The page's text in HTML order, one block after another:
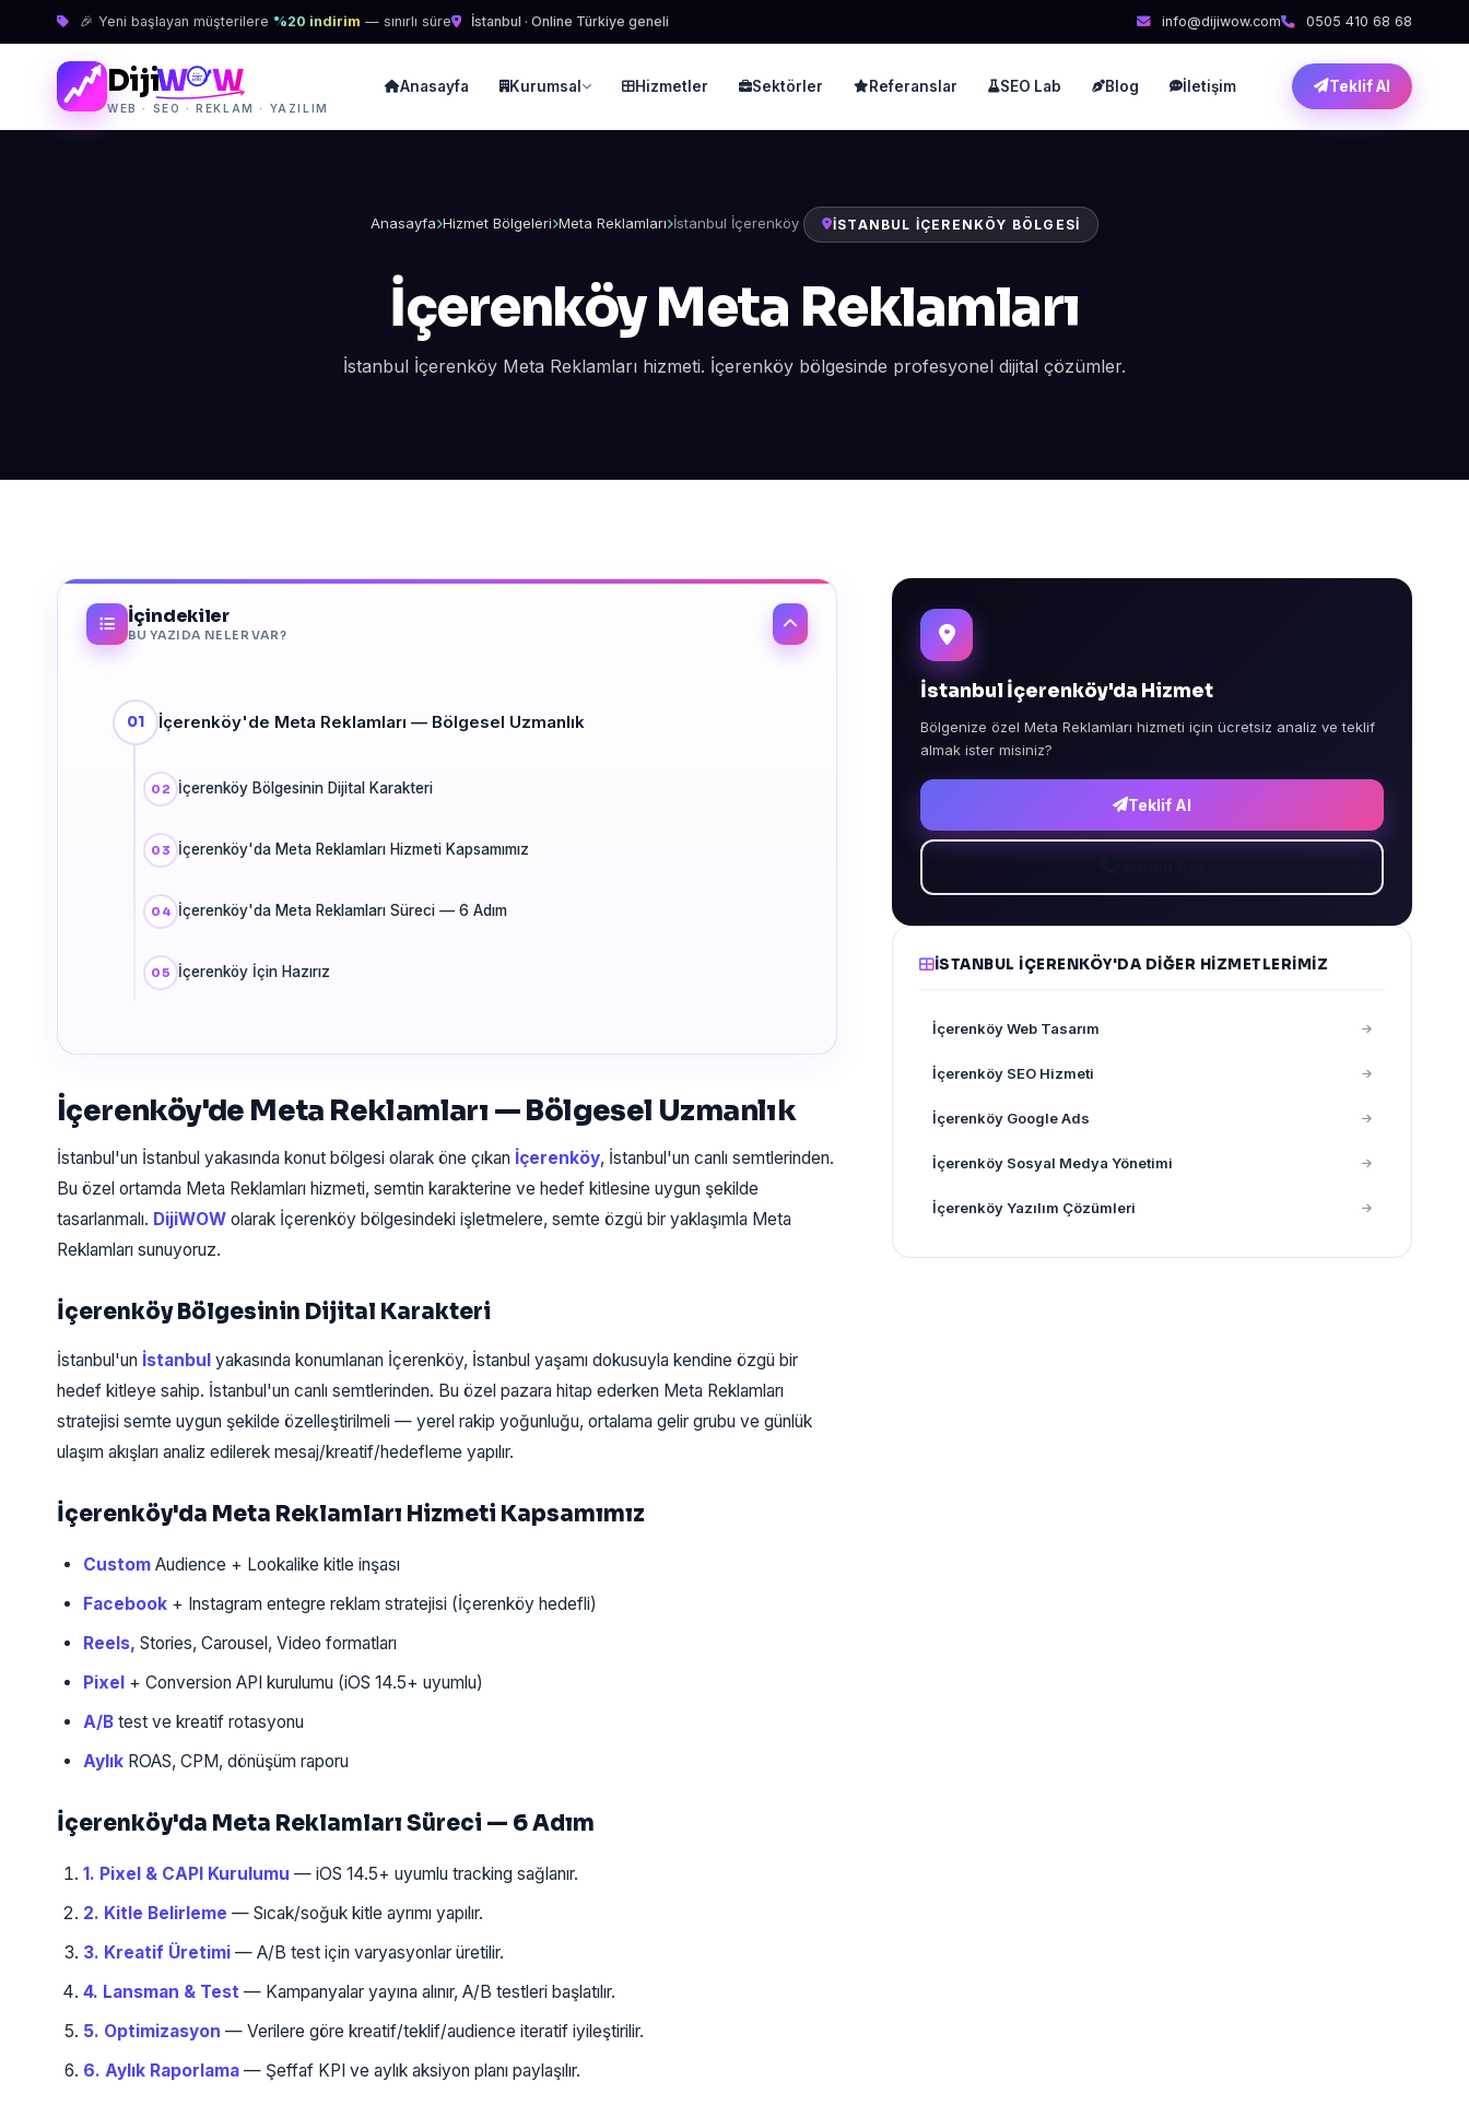
🎉 Yeni başlayan müşterilere %20 indirim — sınırlı süre İstanbul · Online Türkiye geneli info@dijiwow.com 0505 410 68 68
DijiW W
WEB · SEO · REKLAM · YAZILIM
Anasayfa Kurumsal Hizmetler Sektörler Referanslar SEO Lab Blog İletişim Teklif Al
Anasayfa Hizmet Bölgeleri Meta Reklamları İstanbul İçerenköy İSTANBUL İÇERENKÖY BÖLGESI
İçerenköy Meta Reklamları
İstanbul İçerenköy Meta Reklamları hizmeti. İçerenköy bölgesinde profesyonel dijital çözümler.
İçindekiler
BU YAZIDA NELER VAR?
İçerenköy'de Meta Reklamları — Bölgesel Uzmanlık
İçerenköy Bölgesinin Dijital Karakteri
İçerenköy'da Meta Reklamları Hizmeti Kapsamımız
İçerenköy'da Meta Reklamları Süreci — 6 Adım
İçerenköy İçin Hazırız
İçerenköy'de Meta Reklamları — Bölgesel Uzmanlık
İstanbul'un İstanbul yakasında konut bölgesi olarak öne çıkan İçerenköy, İstanbul'un canlı semtlerinden.
Bu özel ortamda Meta Reklamları hizmeti, semtin karakterine ve hedef kitlesine uygun şekilde
tasarlanmalı. DijiWOW olarak İçerenköy bölgesindeki işletmelere, semte özgü bir yaklaşımla Meta
Reklamları sunuyoruz.
İçerenköy Bölgesinin Dijital Karakteri
İstanbul'un İstanbul yakasında konumlanan İçerenköy, İstanbul yaşamı dokusuyla kendine özgü bir
hedef kitleye sahip. İstanbul'un canlı semtlerinden. Bu özel pazara hitap ederken Meta Reklamları
stratejisi semte uygun şekilde özelleştirilmeli — yerel rakip yoğunluğu, ortalama gelir grubu ve günlük
ulaşım akışları analiz edilerek mesaj/kreatif/hedefleme yapılır.
İçerenköy'da Meta Reklamları Hizmeti Kapsamımız
Custom Audience + Lookalike kitle inşası
Facebook + Instagram entegre reklam stratejisi (İçerenköy hedefli)
Reels, Stories, Carousel, Video formatları
Pixel + Conversion API kurulumu (iOS 14.5+ uyumlu)
A/B test ve kreatif rotasyonu
Aylık ROAS, CPM, dönüşüm raporu
İçerenköy'da Meta Reklamları Süreci — 6 Adım
1. Pixel & CAPI Kurulumu — iOS 14.5+ uyumlu tracking sağlanır.
2. Kitle Belirleme — Sıcak/soğuk kitle ayrımı yapılır.
3. Kreatif Üretimi — A/B test için varyasyonlar üretilir.
4. Lansman & Test — Kampanyalar yayına alınır, A/B testleri başlatılır.
5. Optimizasyon — Verilere göre kreatif/teklif/audience iteratif iyileştirilir.
6. Aylık Raporlama — Şeffaf KPI ve aylık aksiyon planı paylaşılır.
İstanbul İçerenköy'da Hizmet
Bölgenize özel Meta Reklamları hizmeti için ücretsiz analiz ve teklif
almak ister misiniz?
Teklif Al
İSTANBUL İÇERENKÖY'DA DIĞER HIZMETLERIMIZ
İçerenköy Web Tasarım
İçerenköy SEO Hizmeti
İçerenköy Google Ads
İçerenköy Sosyal Medya Yönetimi
İçerenköy Yazılım Çözümleri